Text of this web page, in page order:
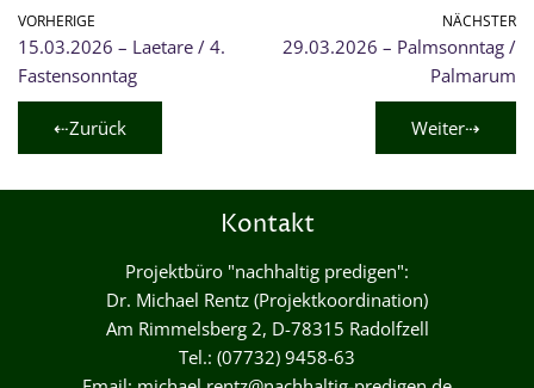
VORHERIGE
15.03.2026 – Laetare / 4.
Fastensonntag
NÄCHSTER
29.03.2026 – Palmsonntag /
Palmarum
⇠Zurück Weiter⇢
Kontakt
Projektbüro "nachhaltig predigen":
Dr. Michael Rentz (Projektkoordination)
Am Rimmelsberg 2, D-78315 Radolfzell
Tel.: (07732) 9458-63